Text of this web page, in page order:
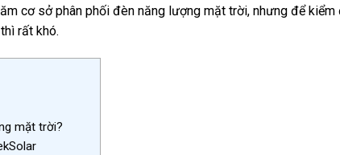
cơ sở phân phối đèn năng lượng mặt trời, nhưng để
rất khó.
mặt trời?